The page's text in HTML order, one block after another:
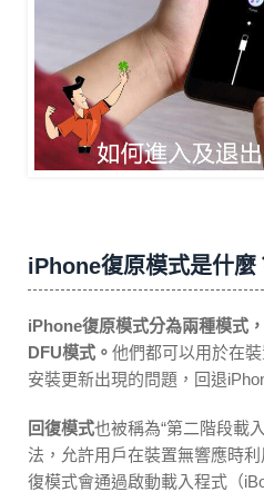
iPhone復原模式是什麼
iPhone復原模式分為兩種模式
DFU模式。 他們都可以用於在
安裝更新出現的問題，回退
回復模式也被稱為“第二階段載
法，允許用戶在裝置無響應時
復模式會通過啟動載入程式（